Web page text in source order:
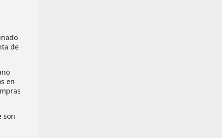
de
en
son